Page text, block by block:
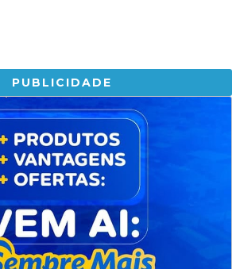
PUBLICIDADE